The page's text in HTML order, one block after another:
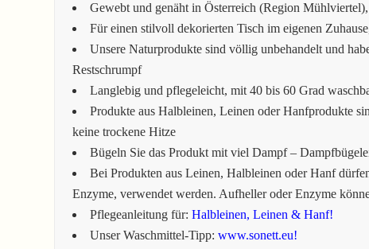
Gewebt und genäht in Österreich (Region
Für einen stilvoll dekorierten Tisch im eigenen
Unsere Naturprodukte sind völlig unbehandelt und
Restschrumpf
Langlebig und pflegeleicht, mit 40 bis 60 Grad
Produkte aus Halbleinen, Leinen oder Hanfprodukte
keine trockene Hitze
Bügeln Sie das Produkt mit viel Dampf –
Bei Produkten aus Leinen, Halbleinen oder Hanf
Enzyme, verwendet werden. Aufheller oder Enzyme
Pflegeanleitung für:Halbleinen, Leinen & Hanf!
Unser Waschmittel-Tipp:www.sonett.eu!